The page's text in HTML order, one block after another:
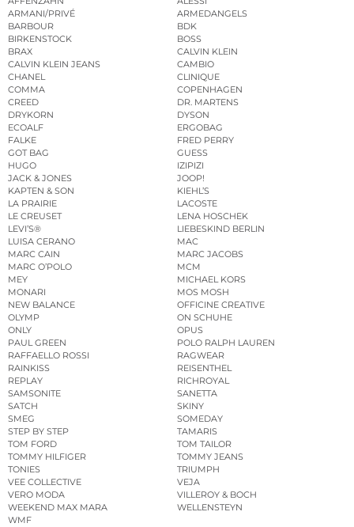
ARMANI/PRIVÉ
ARMEDANGELS
BARBOUR
BDK
BIRKENSTOCK
BOSS
BRAX
CALVIN KLEIN
CALVIN KLEIN JEANS
CAMBIO
CHANEL
CLINIQUE
COMMA
COPENHAGEN
CREED
DR. MARTENS
DRYKORN
DYSON
ECOALF
ERGOBAG
FALKE
FRED PERRY
GOT BAG
GUESS
HUGO
IZIPIZI
JACK & JONES
JOOP!
KAPTEN & SON
KIEHL’S
LA PRAIRIE
LACOSTE
LE CREUSET
LENA HOSCHEK
LEVI’S®
LIEBESKIND BERLIN
LUISA CERANO
MAC
MARC CAIN
MARC JACOBS
MARC O’POLO
MCM
MEY
MICHAEL KORS
MONARI
MOS MOSH
NEW BALANCE
OFFICINE CREATIVE
OLYMP
ON SCHUHE
ONLY
OPUS
PAUL GREEN
POLO RALPH LAUREN
RAFFAELLO ROSSI
RAGWEAR
RAINKISS
REISENTHEL
REPLAY
RICHROYAL
SAMSONITE
SANETTA
SATCH
SKINY
SMEG
SOMEDAY
STEP BY STEP
TAMARIS
TOM FORD
TOM TAILOR
TOMMY HILFIGER
TOMMY JEANS
TONIES
TRIUMPH
VEE COLLECTIVE
VEJA
VERO MODA
VILLEROY & BOCH
WEEKEND MAX MARA
WELLENSTEYN
WMF